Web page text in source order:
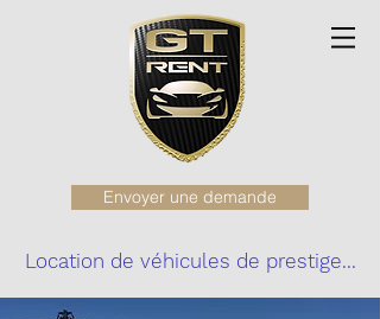
Envoyer une demande
Location de véhicules de prestige...